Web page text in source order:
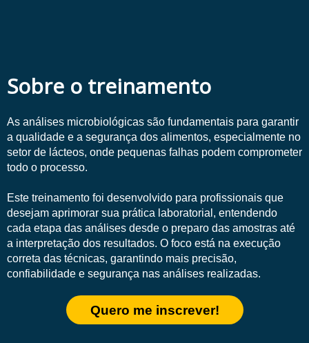
Sobre o treinamento
As análises microbiológicas são fundamentais para garantir
a qualidade e a segurança dos alimentos, especialmente no
setor de lácteos, onde pequenas falhas podem comprometer
todo o processo.
Este treinamento foi desenvolvido para profissionais que
desejam aprimorar sua prática laboratorial, entendendo
cada etapa das análises desde o preparo das amostras até
a interpretação dos resultados. O foco está na execução
correta das técnicas, garantindo mais precisão,
confiabilidade e segurança nas análises realizadas.
Quero me inscrever!